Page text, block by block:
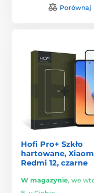
Porównaj
Hofi Pro+ Szkło
hartowane,
Redmi 12, czarne
W magazynie, we